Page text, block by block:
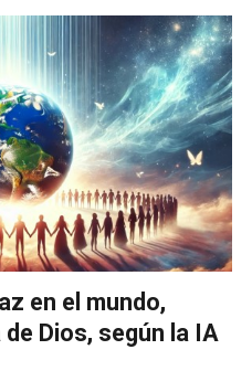
en el mundo,
Dios, según la IA